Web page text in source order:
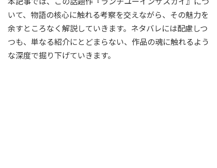
いて、物語の核心に触れる考察を交えながら、その魅力を
余すところなく解説していきます。ネタバレには配慮しつ
つも、単なる紹介にとどまらない、作品の魂に触れるよう
な深度で掘り下げていきます。